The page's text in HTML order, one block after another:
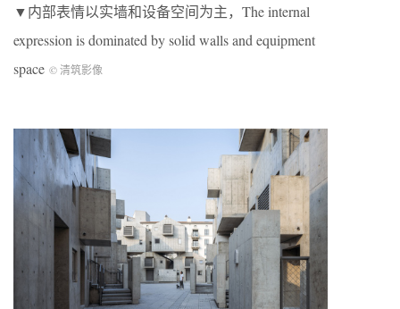
▼内部表情以实墙和设备空间为主，The internal
expression is dominated by solid walls and equipment
space © 清筑影像